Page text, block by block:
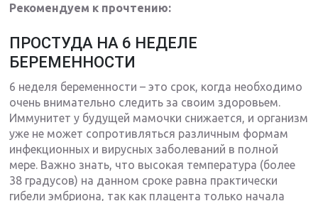
Рекомендуем к прочтению:
ПРОСТУДА НА 6 НЕДЕЛЕ
БЕРЕМЕННОСТИ
6 неделя беременности – это срок, когда необходимо
очень внимательно следить за своим здоровьем.
Иммунитет у будущей мамочки снижается, и организм
уже не может сопротивляться различным формам
инфекционных и вирусных заболеваний в полной
мере. Важно знать, что высокая температура (более
38 градусов) на данном сроке равна практически
гибели эмбриона, так как плацента только начала